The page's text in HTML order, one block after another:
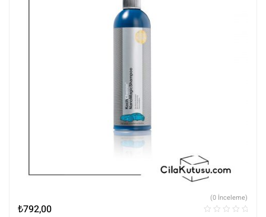
₺792,00
(0 İnceleme)